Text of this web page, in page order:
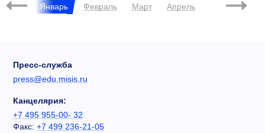
Январь
Февраль Март Апрель Май Июнь
Пресс-служба
press@edu.misis.ru
Канцелярия:
+7 495 955-00- 32
Факс: +7 499 236-21-05